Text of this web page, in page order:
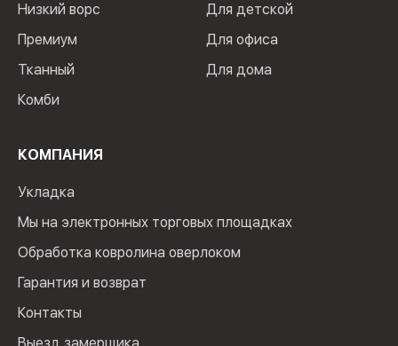
Низкий ворс
Премиум
Тканный
Комби
Для детской
Для офиса
Для дома
КОМПАНИЯ
Укладка
Мы на электронных торговых площадках
Обработка ковролина оверлоком
Гарантия и возврат
Контакты